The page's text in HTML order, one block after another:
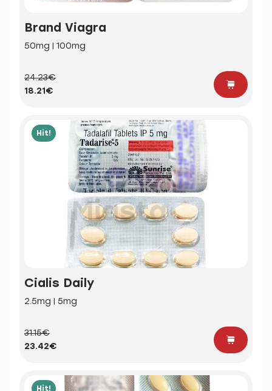
Brand Viagra
50mg | 100mg
24.23€
18.21€
Hit!
Cialis Daily
2.5mg | 5mg
31.15€
23.42€
Hit!